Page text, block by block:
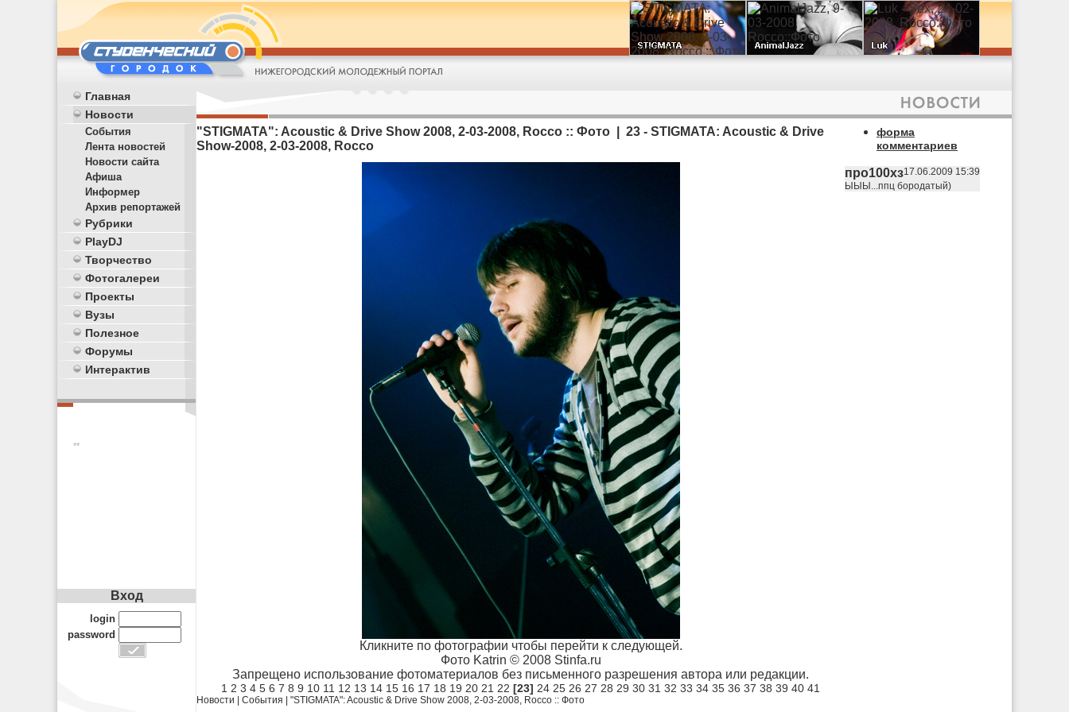
Главная
Новости
События
Лента новостей
Новости сайта
Афиша
Информер
Архив репортажей
Рубрики
PlayDJ
Творчество
Фотогалереи
Проекты
Вузы
Полезное
Форумы
Интерактив
**
"STIGMATA": Acoustic & Drive Show 2008, 2-03-2008, Rocco :: Фото | 23 - STIGMATA: Acoustic & Drive
Show-2008, 2-03-2008, Rocco
Кликните по фотографии чтобы перейти к следующей.
Фото Katrin © 2008 Stinfa.ru
Запрещено использование фотоматериалов без письменного разрешения автора или редакции.
1 2 3 4 5 6 7 8 9 10 11 12 13 14 15 16 17 18 19 20 21 22 [23] 24 25 26 27 28 29 30 31 32 33 34 35 36 37 38 39 40 41
Новости События "STIGMATA": Acoustic & Drive Show 2008, 2-03-2008, Rocco :: Фото
форма
комментариев
про100хз17.06.2009 15:39
ЫЫЫ...ппц бородатый)
Вход
login
password